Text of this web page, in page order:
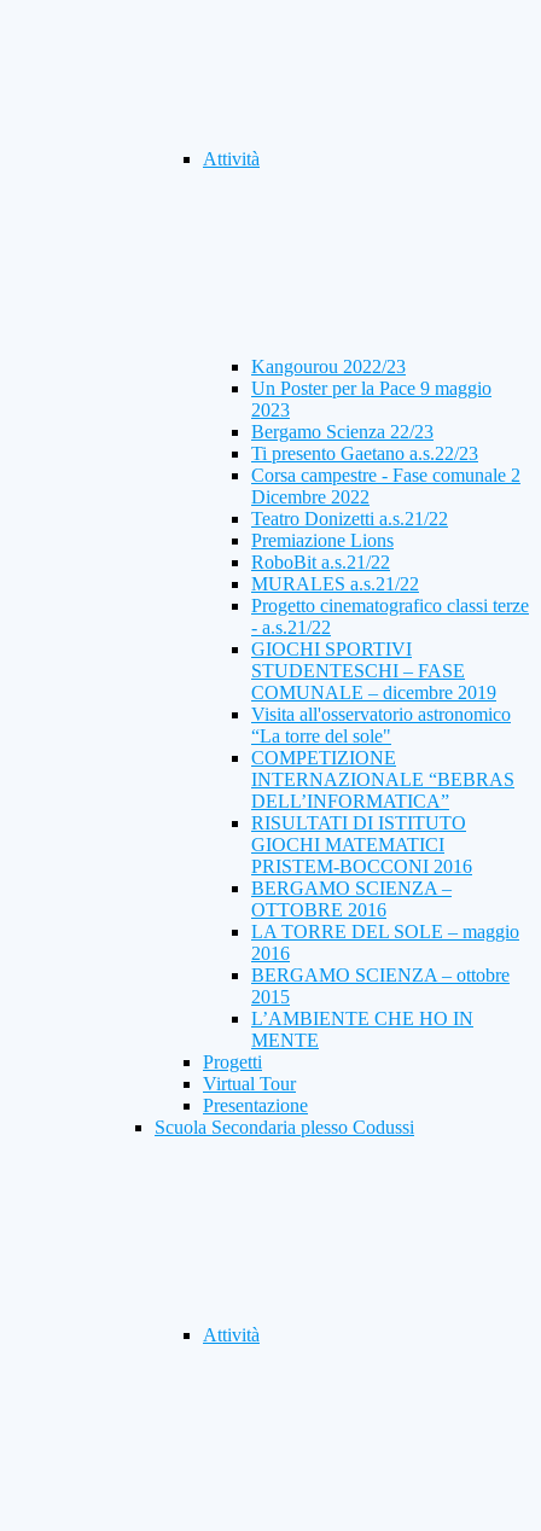
Attività
Kangourou 2022/23
Un Poster per la Pace 9 maggio
2023
Bergamo Scienza 22/23
Ti presento Gaetano a.s.22/23
Corsa campestre - Fase comunale 2
Dicembre 2022
Teatro Donizetti a.s.21/22
Premiazione Lions
RoboBit a.s.21/22
MURALES a.s.21/22
Progetto cinematografico classi terze
- a.s.21/22
GIOCHI SPORTIVI
STUDENTESCHI – FASE
COMUNALE – dicembre 2019
Visita all'osservatorio astronomico
“La torre del sole"
COMPETIZIONE
INTERNAZIONALE “BEBRAS
DELL’INFORMATICA”
RISULTATI DI ISTITUTO
GIOCHI MATEMATICI
PRISTEM-BOCCONI 2016
BERGAMO SCIENZA –
OTTOBRE 2016
LA TORRE DEL SOLE – maggio
2016
BERGAMO SCIENZA – ottobre
2015
L’AMBIENTE CHE HO IN
MENTE
Progetti
Virtual Tour
Presentazione
Scuola Secondaria plesso Codussi
Attività